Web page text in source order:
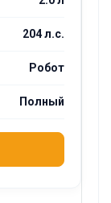
204 л.с.
Робот
Полный